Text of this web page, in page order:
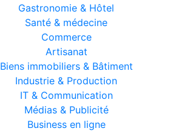
Gastronomie & Hôtel
Santé & médecine
Commerce
Artisanat
Biens immobiliers & Bâtiment
Industrie & Production
IT & Communication
Médias & Publicité
Business en ligne